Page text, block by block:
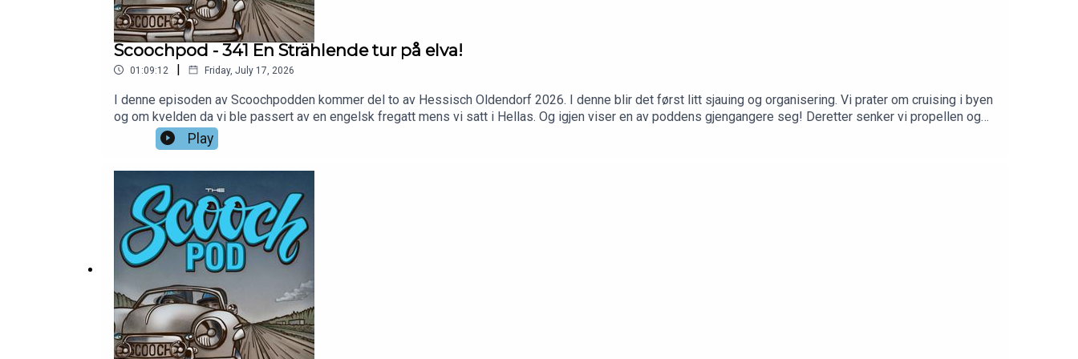
Scoochpod - 341 En Strählende tur på elva!
01:09:12 | Friday, July 17, 2026
I denne episoden av Scoochpodden kommer del to av Hessisch Oldendorf 2026. I denne blir det først litt sjauing og organisering. Vi prater om cruising i byen
og om kvelden da vi ble passert av en engelsk fregatt mens vi satt i Hellas. Og igjen viser en av poddens gjengangere seg! Deretter senker vi propellen og
legger ut på Weser. Drar man til sjøs, blir man fort voksen, men også tyske små-elver kan påvirke! Og gribbene ventet på sitt neste offer! Det blir
kjøreinntrykk og tips til førstereisende! Takk for turen!Bli patreon av Scoochpodden å få episodene reklamefrie: https://www.patreon.com/scoochpodFølg
Play